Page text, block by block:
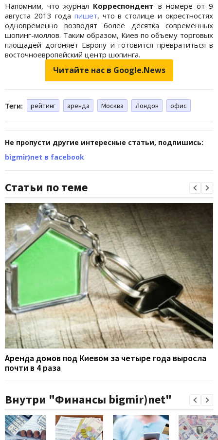
Напомним, что журнал Корреспондент в номере от 9
августа 2013 года пишет, что в столице и окрестностях
одновременно возводят более десятка современных
шопинг-моллов. Таким образом, Киев по объему торговых
площадей догоняет Европу и готовится превратиться в
восточноевропейский центр шопинга.
Читайте нас в Google.News
Теги: рейтинг аренда Москва Лондон офис
Не пропусти другие интересные статьи, подпишись:
bigmir)net в facebook
Статьи по теме
Аренда домов под Киевом за четыре года выросла
почти в 4 раза
Внутри "Финансы bigmir)net"